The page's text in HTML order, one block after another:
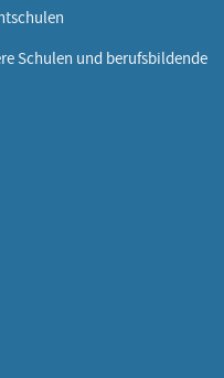
Schulen und berufsbildende